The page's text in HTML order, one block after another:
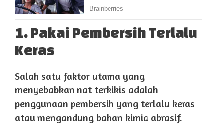
1. Pakai Pembersih Terlalu
Keras
Salah satu faktor utama yang
menyebabkan nat terkikis adalah
penggunaan pembersih yang terlalu keras
atau mengandung bahan kimia abrasif.